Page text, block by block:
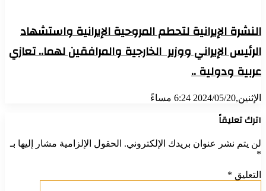
النشرة الإيرانية لتحطم المروحية الإيرانية واستشهاد
الرئيس الإيراني ووزير الخارجية والمرافقين لهما.. تعازي
عربية ودولية ..
الإثنين,2024/05/20 6:24 مساءً
اترك تعليقاً
لن يتم نشر عنوان بريدك الإلكتروني. الحقول الإلزامية مشار إليها بـ
*
التعليق *